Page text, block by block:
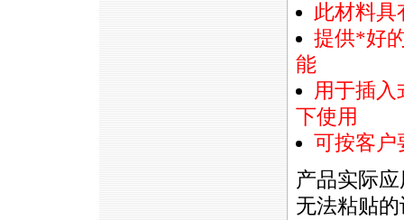
此材料具
提供*好
能
用于插入
下使用
可按客户
产品实际
无法粘贴